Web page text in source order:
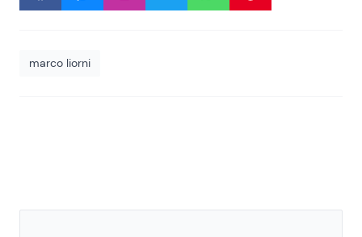
marco liorni